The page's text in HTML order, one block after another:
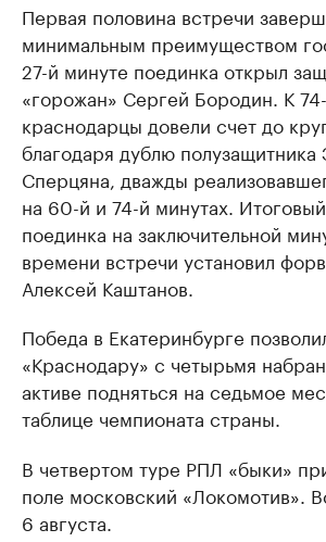
Первая половина встречи
минимальным преимуществом
27-й минуте поединка открыл
«горожан» Сергей Бородин. К
краснодарцы довели счет до
благодаря дублю полузащитника
Сперцяна, дважды
на 60-й и 74-й минутах. Итоговый
поединка на заключительной
времени встречи установил
Алексей Каштанов.
Победа в Екатеринбурге
«Краснодару» с четырьмя
активе подняться на седьмое
таблице чемпионата страны.
В четвертом туре РПЛ «быки»
поле московский «Локомотив».
6 августа.